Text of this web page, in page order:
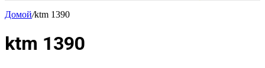
Домой/ktm 1390
ktm 1390